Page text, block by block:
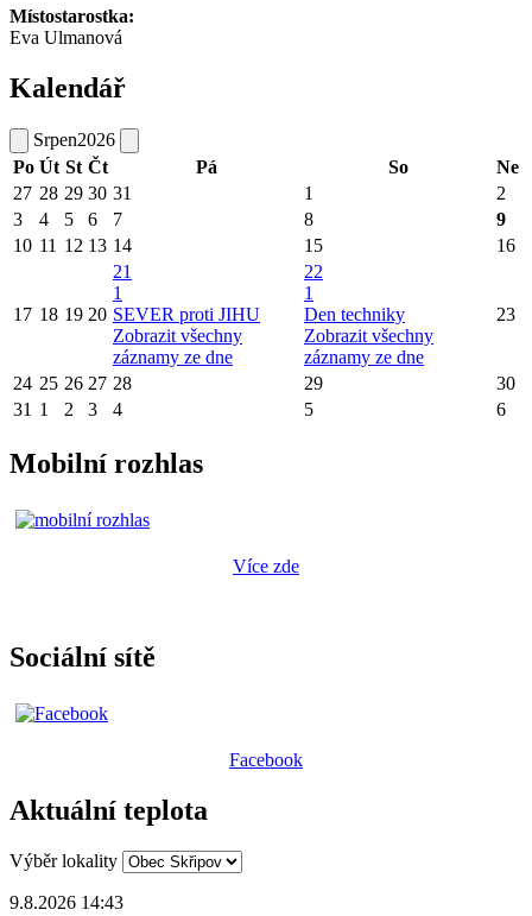
Místostarostka:
Eva Ulmanová
Kalendář
Srpen2026
Po Út St Čt Pá So
Ne
27 28 29 30 31 1
2
3
4 5 6 7 8
9
10 11 12 13 14 15 16
17 18 19 20
21
1
SEVER proti JIHU
Zobrazit všechny
záznamy ze dne
22
1
Den techniky
Zobrazit všechny
záznamy ze dne
23
24 25 26 27 28 29
30
31 1 2 3 4 5 6
Mobilní rozhlas
Více zde
Sociální sítě
Facebook
Aktuální teplota
Výběr lokality
9.8.2026 14:43